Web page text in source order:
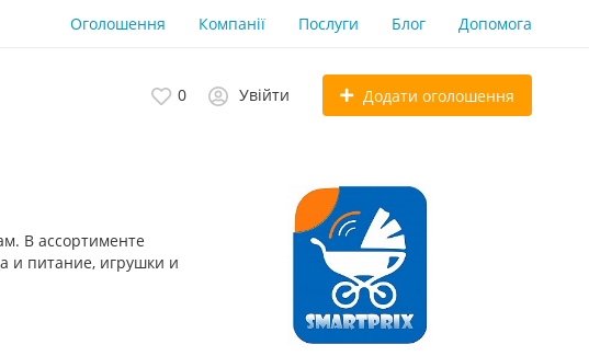
Оголошення Компанії Послуги Блог Допомога
0 Увійти Додати оголошення
В ассортименте
и питание, игрушки и